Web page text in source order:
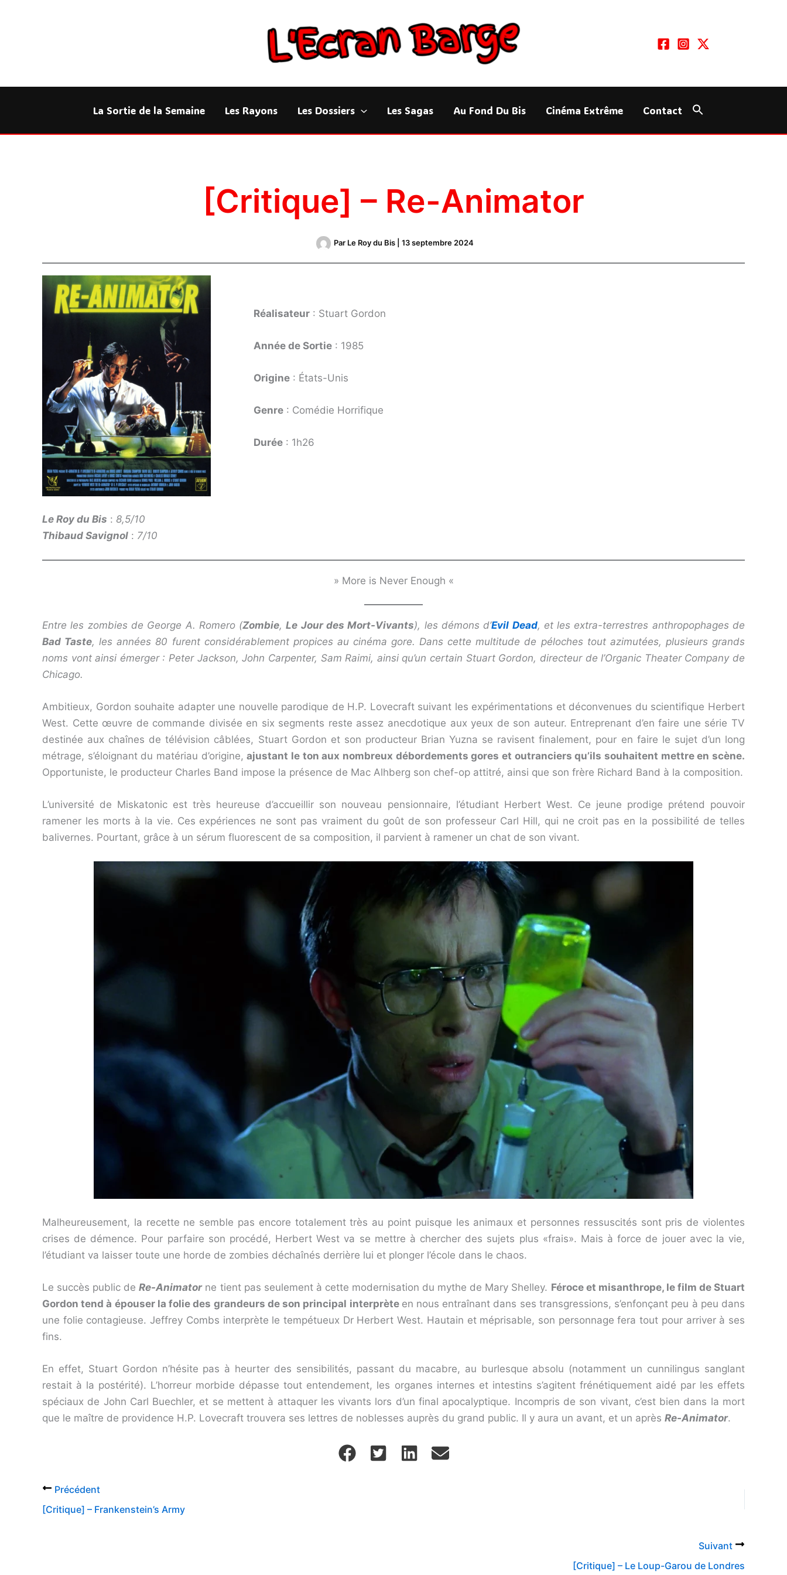
La Sortie de la Semaine Les Rayons Les Dossiers Les Sagas Au Fond Du Bis Cinéma Extrême Contact
[Critique] – Re-Animator
Par Le Roy du Bis 13 septembre 2024
Réalisateur: Stuart Gordon
Année de Sortie: 1985
Origine: États-Unis
Genre: Comédie Horrifique
Durée: 1h26
Le Roy du Bis : 8,5/10
Thibaud Savignol : 7/10
» More is Never Enough «
Entre les zombies de George A. Romero (Zombie,Le Jour des Mort-Vivants), les démons d’Evil Dead, et les extra-terrestres anthropophages de
Bad Taste, les années 80 furent considérablement propices au cinéma gore. Dans cette multitude de péloches tout azimutées, plusieurs grands
noms vont ainsi émerger : Peter Jackson, John Carpenter, Sam Raimi, ainsi qu’un certain Stuart Gordon, directeur de l’Organic Theater Company de
Chicago.
Ambitieux, Gordon souhaite adapter une nouvelle parodique de H.P. Lovecraft suivant les expérimentations et déconvenues du scientifique Herbert
West. Cette œuvre de commande divisée en six segments reste assez anecdotique aux yeux de son auteur. Entreprenant d’en faire une série TV
destinée aux chaînes de télévision câblées, Stuart Gordon et son producteur Brian Yuzna se ravisent finalement, pour en faire le sujet d’un long
métrage, s’éloignant du matériau d’origine,ajustant le ton aux nombreux débordements gores et outranciers qu’ils souhaitent mettre en scène.
Opportuniste, le producteur Charles Band impose la présence de Mac Alhberg son chef-op attitré, ainsi que son frère Richard Band à la composition.
L’université de Miskatonic est très heureuse d’accueillir son nouveau pensionnaire, l’étudiant Herbert West. Ce jeune prodige prétend pouvoir
ramener les morts à la vie. Ces expériences ne sont pas vraiment du goût de son professeur Carl Hill, qui ne croit pas en la possibilité de telles
balivernes. Pourtant, grâce à un sérum fluorescent de sa composition, il parvient à ramener un chat de son vivant.
Malheureusement, la recette ne semble pas encore totalement très au point puisque les animaux et personnes ressuscités sont pris de violentes
crises de démence. Pour parfaire son procédé, Herbert West va se mettre à chercher des sujets plus «frais». Mais à force de jouer avec la vie,
l’étudiant va laisser toute une horde de zombies déchaînés derrière lui et plonger l’école dans le chaos.
Le succès public deRe-Animatorne tient pas seulement à cette modernisation du mythe de Mary Shelley. Féroce et misanthrope, le film de Stuart
Gordon tend à épouser la folie des grandeurs de son principal interprète en nous entraînant dans ses transgressions, s’enfonçant peu à peu dans
une folie contagieuse. Jeffrey Combs interprète le tempétueux Dr Herbert West. Hautain et méprisable, son personnage fera tout pour arriver à ses
fins.
En effet, Stuart Gordon n’hésite pas à heurter des sensibilités, passant du macabre, au burlesque absolu (notamment un cunnilingus sanglant
restait à la postérité). L’horreur morbide dépasse tout entendement, les organes internes et intestins s’agitent frénétiquement aidé par les effets
spéciaux de John Carl Buechler, et se mettent à attaquer les vivants lors d’un final apocalyptique. Incompris de son vivant, c’est bien dans la mort
que le maître de providence H.P. Lovecraft trouvera ses lettres de noblesses auprès du grand public. Il y aura un avant, et un après Re-Animator.
Précédent
[Critique] – Frankenstein’s Army
Suivant
[Critique] – Le Loup-Garou de Londres